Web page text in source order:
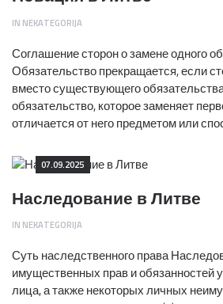
IN NEKATEGORIJA
Соглашение сторон о замене одного
Обязательство прекращается, если
вместо существующего
обязательство, которое заменяет
отличается от него предметом или
07.09.2025
Наследование в Литве
IN NEKATEGORIJA
Суть наследственного права
имущественных прав и обязанностей
лица, а также некоторых личных